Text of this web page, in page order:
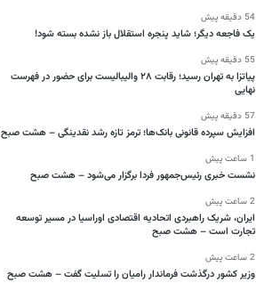
54 دقیقه پیش
یک فاجعه دیگر؛ شاید پنجره استقلال باز نشده بسته شود!
55 دقیقه پیش
پیاتزا به تهران رسید؛ رقابت ۲۸ والیبالیست برای حضور در فهرست
نهایی
57 دقیقه پیش
افزایش سپرده قانونی بانک‌ها؛ ترمز تازه رشد نقدینگی – هشت صبح
1 ساعت پیش
نشست خبری رئیس‌جمهور فردا برگزار می‌شود – هشت صبح
2 ساعت پیش
ایران، شریک راهبردی اتحادیه اقتصادی اوراسیا در مسیر توسعه
تجارت است – هشت صبح
2 ساعت پیش
وزیر کشور درگذشت فرماندار رامیان را تسلیت گفت – هشت صبح